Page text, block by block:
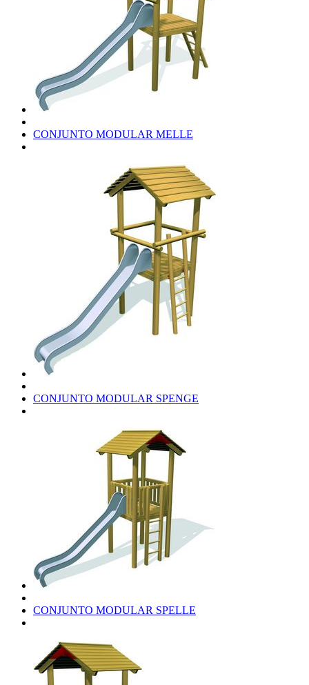
CONJUNTO MODULAR MELLE
CONJUNTO MODULAR SPENGE
CONJUNTO MODULAR SPELLE